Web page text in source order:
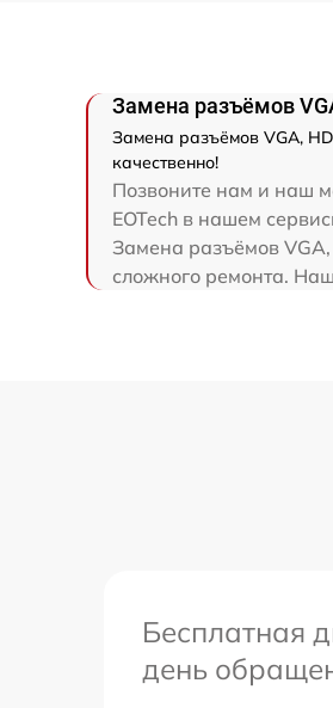
Замена разъёмов
Замена разъёмов VGA,
качественно!
Позвоните нам и наш
EOTech в нашем
Замена разъёмов VGA,
сложного ремонта.
Бесплатная
день